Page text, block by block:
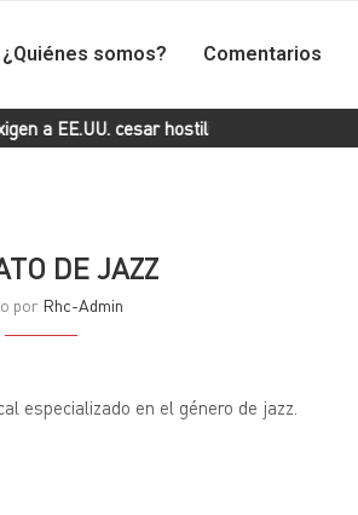
a EE.UU. cesar hostilidad contra Cuba
¿Quiénes somos? Comentarios
DE JAZZ
por Rhc-Admin
especializado en el género de jazz.